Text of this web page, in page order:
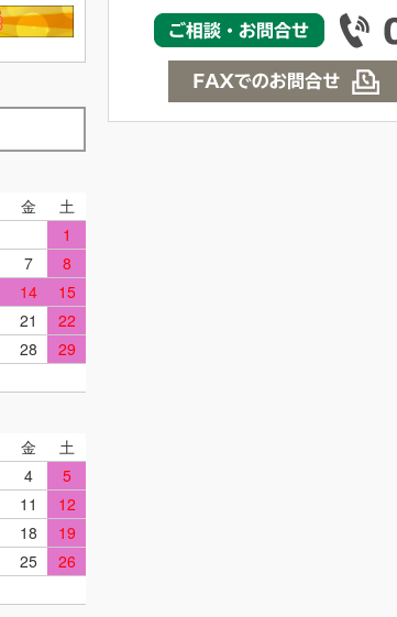
金
土
1
7
8
14
15
21
22
28
29
金
土
4
5
11
12
18
19
25
26